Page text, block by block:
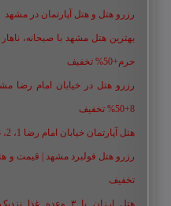
رزرو هتل و هتل آپارتمان در مشهد
بهترین هتل مشهد با صبحانه،
حرم+50% تخفیف
8+50% تخفیف
هتل آپارتمان خیابان امام رضا 1، 2، 3، 5،8 ،16 | تا 90 % تخفیف
تخفیف
هتل ارزان با ۳